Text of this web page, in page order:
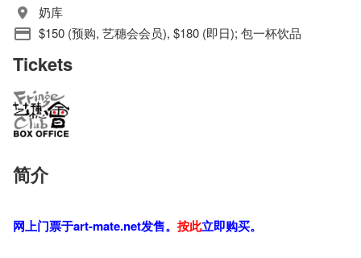
奶库
$150 (预购, 艺穗会会员), $180 (即日); 包一杯饮品
Tickets
简介
网上门票于art-mate.net发售。 按​此立即购​买。